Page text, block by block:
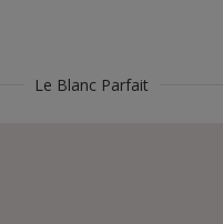
Le Blanc Parfait